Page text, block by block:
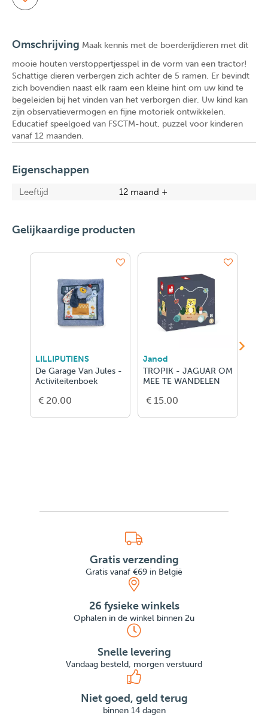
Omschrijving Maak kennis met de boerderijdieren met dit
mooie houten verstoppertjesspel in de vorm van een tractor!
Schattige dieren verbergen zich achter de 5 ramen. Er bevindt
zich bovendien naast elk raam een kleine hint om uw kind te
begeleiden bij het vinden van het verborgen dier. Uw kind kan
zijn observatievermogen en fijne motoriek ontwikkelen.
Educatief speelgoed van FSCTM-hout, puzzel voor kinderen
vanaf 12 maanden.
Eigenschappen
Leeftijd 12 maand +
Gelijkaardige producten
LILLIPUTIENS
De Garage Van Jules -
Activiteitenboek
€ 20.00
Janod
TROPIK - JAGUAR OM
MEE TE WANDELEN
€ 15.00
Gratis verzending
Gratis vanaf €69 in België
26 fysieke winkels
Ophalen in de winkel binnen 2u
Snelle levering
Vandaag besteld, morgen verstuurd
Niet goed, geld terug
binnen 14 dagen